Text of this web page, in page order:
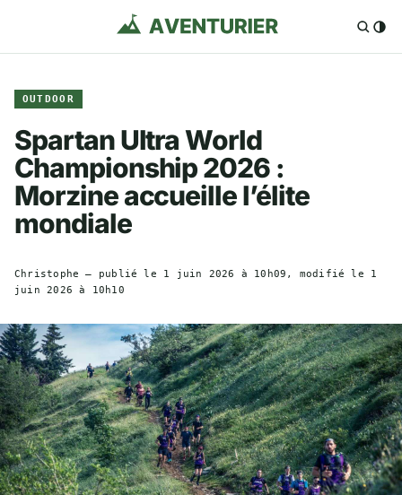
OUTDOOR
Spartan Ultra World
Championship 2026 :
Morzine accueille l’élite
mondiale
Christophe — publié le 1 juin 2026 à 10h09 , modifié le 1
juin 2026 à 10h10